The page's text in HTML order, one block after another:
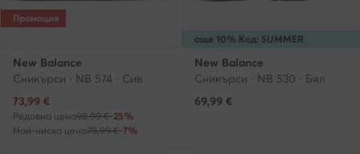
Промоция
New Balance
Сникърси · NB 574 · Сив
Актуална цена
73,99 €
Редовна цена98,99 €-25%
Най-ниска цена79,99 €-7%
още 10% Код: SUMMER
New Balance
Сникърси · NB 530 · Бял
69,99 €